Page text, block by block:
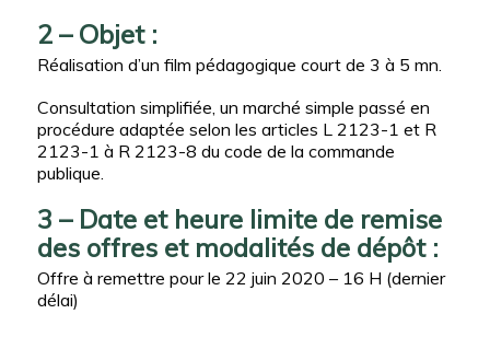
2 – Objet :
Réalisation d’un film pédagogique court de 3 à 5 mn.
Consultation simplifiée, un marché simple passé en
procédure adaptée selon les articles L 2123-1 et R
2123-1 à R 2123-8 du code de la commande
publique.
3 – Date et heure limite de remise
des offres et modalités de dépôt :
Offre à remettre pour le 22 juin 2020 – 16 H (dernier
délai)